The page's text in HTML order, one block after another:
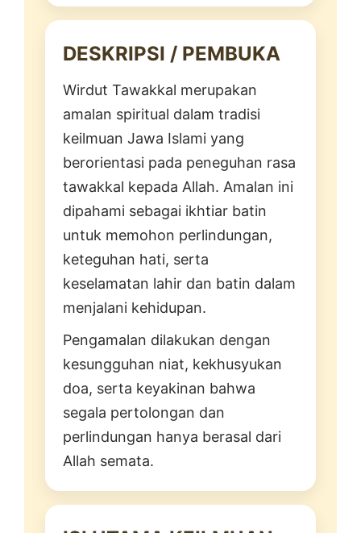
DESKRIPSI / PEMBUKA
Wirdut Tawakkal merupakan
amalan spiritual dalam tradisi
keilmuan Jawa Islami yang
berorientasi pada peneguhan rasa
tawakkal kepada Allah. Amalan ini
dipahami sebagai ikhtiar batin
untuk memohon perlindungan,
keteguhan hati, serta
keselamatan lahir dan batin dalam
menjalani kehidupan.
Pengamalan dilakukan dengan
kesungguhan niat, kekhusyukan
doa, serta keyakinan bahwa
segala pertolongan dan
perlindungan hanya berasal dari
Allah semata.